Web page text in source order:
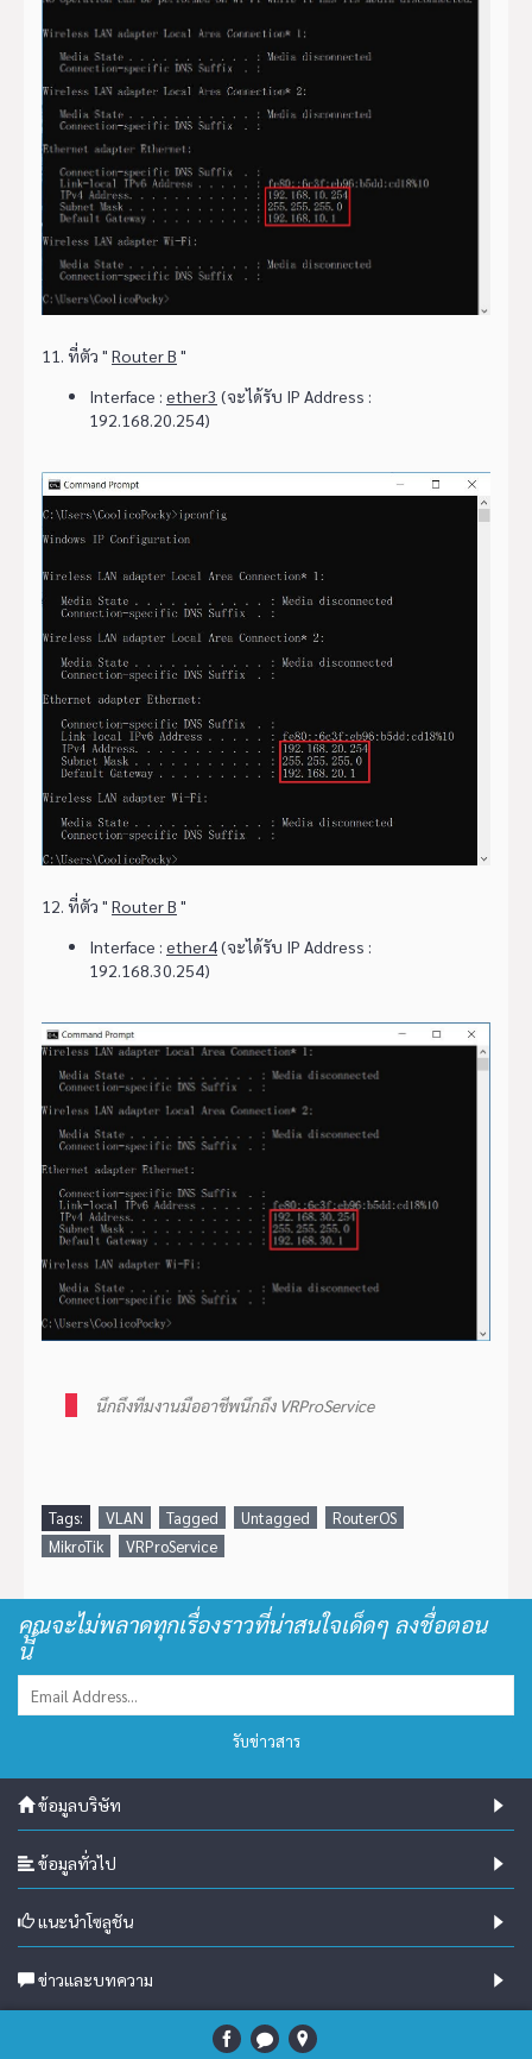
11. ที่ตัว " Router B "
Interface : ether3 (จะได้รับ IP Address :
192.168.20.254)
12. ที่ตัว " Router B "
Interface : ether4(จะได้รับ IP Address :
192.168.30.254)
นึกถึงทีมงานมืออาชีพนึกถึง VRProService
Tags: VLAN Tagged Untagged
RouterOS
MikroTik
VRProService
คุณจะไม่พลาดทุกเรื่องราวที่น่าสนใจเด็ดๆ ลงชื่อตอน
นี้
รับข่าวสาร
ข้อมูลบริษัท
ข้อมูลทั่วไป
แนะนำโซลูชัน
ข่าวและบทความ